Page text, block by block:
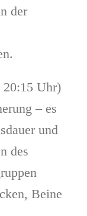
der
20:15 Uhr)
– es
und
des
Beine